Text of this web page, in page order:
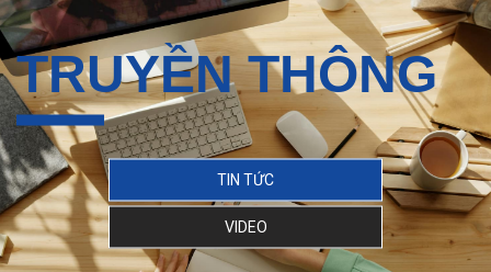
TRUYỀN THÔNG
TIN TỨC
VIDEO